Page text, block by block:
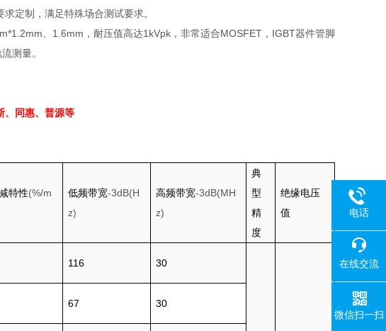
定制，满足特殊场合测试要求。
1.6mm ，耐压值高达1kVpk ，非常适合MOSFET ， IGBT器件管脚
测量。
、同惠、普源等
特性(%/m
低频带宽-3dB(H
z)
高频带宽-3dB(MH
z)
典
型
精
度
绝缘电压
值
116 30
67 30
电话
在线交流
微信扫一扫